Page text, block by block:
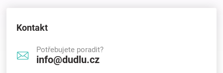
Kontakt
Potřebujete poradit?
info@dudlu.cz